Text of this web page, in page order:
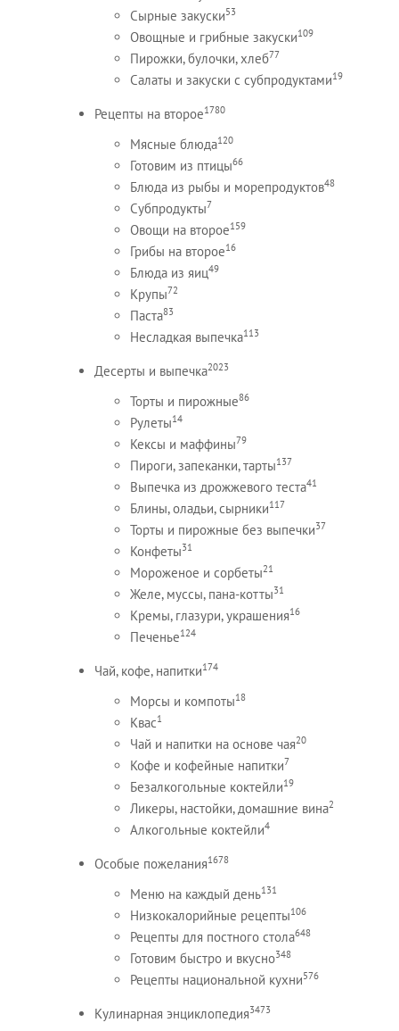
Сырные закуски53
Овощные и грибные закуски109
Пирожки, булочки, хлеб77
Салаты и закуски с субпродуктами19
Рецепты на второе1780
Мясные блюда120
Готовим из птицы66
Блюда из рыбы и морепродуктов48
Субпродукты7
Овощи на второе159
Грибы на второе16
Блюда из яиц49
Крупы72
Паста83
Несладкая выпечка113
Десерты и выпечка2023
Торты и пирожные86
Рулеты14
Кексы и маффины79
Пироги, запеканки, тарты137
Выпечка из дрожжевого теста41
Блины, оладьи, сырники117
Торты и пирожные без выпечки37
Конфеты31
Мороженое и сорбеты21
Желе, муссы, пана-котты31
Кремы, глазури, украшения16
Печенье124
Чай, кофе, напитки174
Морсы и компоты18
Квас1
Чай и напитки на основе чая20
Кофе и кофейные напитки7
Безалкогольные коктейли19
Ликеры, настойки, домашние вина2
Алкогольные коктейли4
Особые пожелания1678
Меню на каждый день131
Низкокалорийные рецепты106
Рецепты для постного стола648
Готовим быстро и вкусно348
Рецепты национальной кухни576
Кулинарная энциклопедия3473